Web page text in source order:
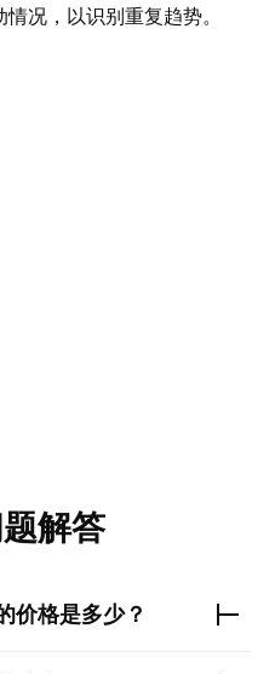
况，以识别重复趋势。
解答
价格是多少？